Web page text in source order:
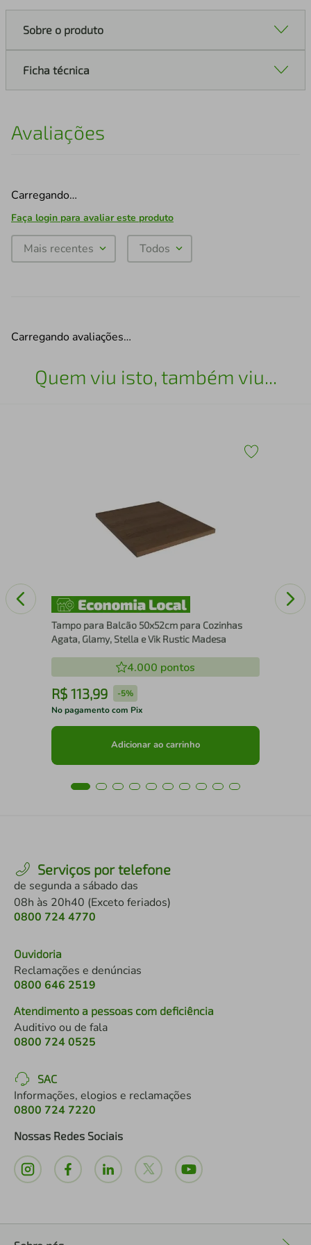
Sobre o produto
Ficha técnica
Avaliações
Carregando…
Faça login para avaliar este produto
Mais recentes Todos
Carregando avaliações…
Quem viu isto, também viu...
Tampo para Balcão 50x52cm para Cozinhas
Agata, Glamy, Stella e Vik Rustic Madesa
4.000 pontos
R$ 113,99 -5%
No pagamento com Pix
Adicionar ao carrinho
Serviços por telefone
de segunda a sábado das
08h às 20h40 (Exceto feriados)
0800 724 4770
Ouvidoria
Reclamações e denúncias
0800 646 2519
Atendimento a pessoas com deficiência
Auditivo ou de fala
0800 724 0525
SAC
Informações, elogios e reclamações
0800 724 7220
Nossas Redes Sociais